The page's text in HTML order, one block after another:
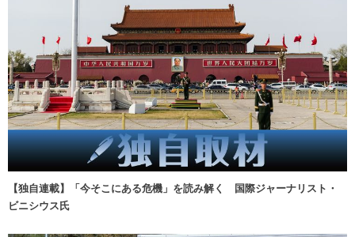
【独自連載】「今そこにある危機」を読み解く 国際ジャーナリスト・
ビニシウス氏